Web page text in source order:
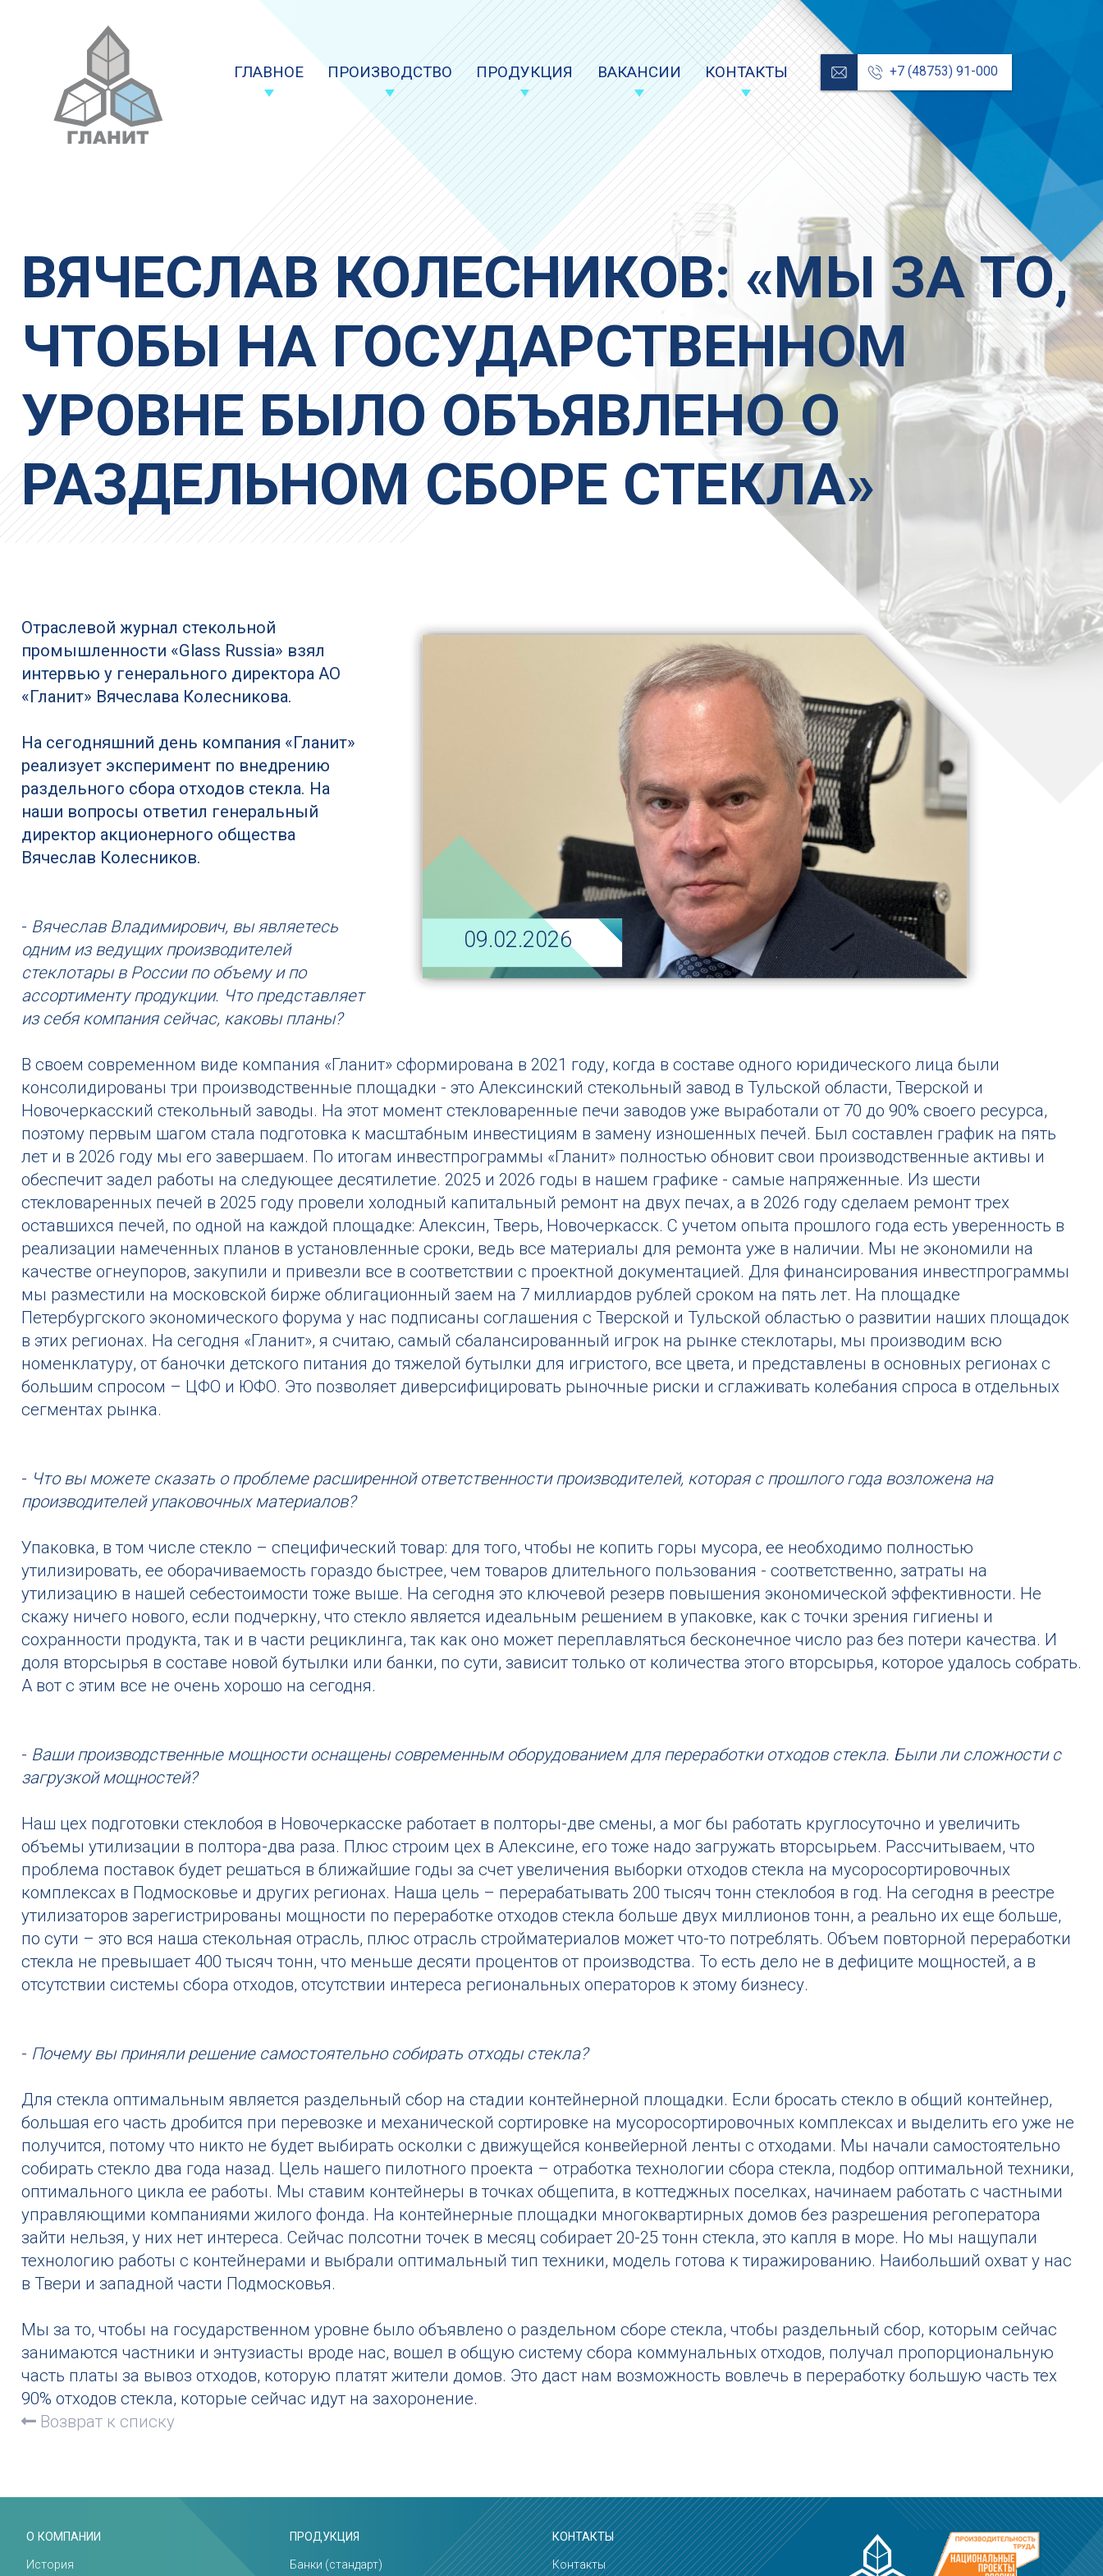
ГЛАВНОЕ ПРОИЗВОДСТВО ПРОДУКЦИЯ ВАКАНСИИ КОНТАКТЫ +7 (48753) 91-000
ВЯЧЕСЛАВ КОЛЕСНИКОВ: «МЫ ЗА ТО,
ЧТОБЫ НА ГОСУДАРСТВЕННОМ
УРОВНЕ БЫЛО ОБЪЯВЛЕНО О
РАЗДЕЛЬНОМ СБОРЕ СТЕКЛА»
09.02.2026
Отраслевой журнал стекольной
промышленности «Glass Russia» взял
интервью у генерального директора АО
«Гланит» Вячеслава Колесникова.
На сегодняшний день компания «Гланит»
реализует эксперимент по внедрению
раздельного сбора отходов стекла. На
наши вопросы ответил генеральный
директор акционерного общества
Вячеслав Колесников.
- Вячеслав Владимирович, вы являетесь
одним из ведущих производителей
стеклотары в России по объему и по
ассортименту продукции. Что представляет
из себя компания сейчас, каковы планы?
В своем современном виде компания «Гланит» сформирована в 2021 году, когда в составе одного юридического лица были
консолидированы три производственные площадки - это Алексинский стекольный завод в Тульской области, Тверской и
Новочеркасский стекольный заводы. На этот момент стекловаренные печи заводов уже выработали от 70 до 90% своего ресурса,
поэтому первым шагом стала подготовка к масштабным инвестициям в замену изношенных печей. Был составлен график на пять
лет и в 2026 году мы его завершаем. По итогам инвестпрограммы «Гланит» полностью обновит свои производственные активы и
обеспечит задел работы на следующее десятилетие. 2025 и 2026 годы в нашем графике - самые напряженные. Из шести
стекловаренных печей в 2025 году провели холодный капитальный ремонт на двух печах, а в 2026 году сделаем ремонт трех
оставшихся печей, по одной на каждой площадке: Алексин, Тверь, Новочеркасск. С учетом опыта прошлого года есть уверенность в
реализации намеченных планов в установленные сроки, ведь все материалы для ремонта уже в наличии. Мы не экономили на
качестве огнеупоров, закупили и привезли все в соответствии с проектной документацией. Для финансирования инвестпрограммы
мы разместили на московской бирже облигационный заем на 7 миллиардов рублей сроком на пять лет. На площадке
Петербургского экономического форума у нас подписаны соглашения с Тверской и Тульской областью о развитии наших площадок
в этих регионах. На сегодня «Гланит», я считаю, самый сбалансированный игрок на рынке стеклотары, мы производим всю
номенклатуру, от баночки детского питания до тяжелой бутылки для игристого, все цвета, и представлены в основных регионах с
большим спросом – ЦФО и ЮФО. Это позволяет диверсифицировать рыночные риски и сглаживать колебания спроса в отдельных
сегментах рынка.
- Что вы можете сказать о проблеме расширенной ответственности производителей, которая с прошлого года возложена на
производителей упаковочных материалов?
Упаковка, в том числе стекло – специфический товар: для того, чтобы не копить горы мусора, ее необходимо полностью
утилизировать, ее оборачиваемость гораздо быстрее, чем товаров длительного пользования - соответственно, затраты на
утилизацию в нашей себестоимости тоже выше. На сегодня это ключевой резерв повышения экономической эффективности. Не
скажу ничего нового, если подчеркну, что стекло является идеальным решением в упаковке, как с точки зрения гигиены и
сохранности продукта, так и в части рециклинга, так как оно может переплавляться бесконечное число раз без потери качества. И
доля вторсырья в составе новой бутылки или банки, по сути, зависит только от количества этого вторсырья, которое удалось собрать.
А вот с этим все не очень хорошо на сегодня.
- Ваши производственные мощности оснащены современным оборудованием для переработки отходов стекла. Были ли сложности с
загрузкой мощностей?
Наш цех подготовки стеклобоя в Новочеркасске работает в полторы-две смены, а мог бы работать круглосуточно и увеличить
объемы утилизации в полтора-два раза. Плюс строим цех в Алексине, его тоже надо загружать вторсырьем. Рассчитываем, что
проблема поставок будет решаться в ближайшие годы за счет увеличения выборки отходов стекла на мусоросортировочных
комплексах в Подмосковье и других регионах. Наша цель – перерабатывать 200 тысяч тонн стеклобоя в год. На сегодня в реестре
утилизаторов зарегистрированы мощности по переработке отходов стекла больше двух миллионов тонн, а реально их еще больше,
по сути – это вся наша стекольная отрасль, плюс отрасль стройматериалов может что-то потреблять. Объем повторной переработки
стекла не превышает 400 тысяч тонн, что меньше десяти процентов от производства. То есть дело не в дефиците мощностей, а в
отсутствии системы сбора отходов, отсутствии интереса региональных операторов к этому бизнесу.
- Почему вы приняли решение самостоятельно собирать отходы стекла?
Для стекла оптимальным является раздельный сбор на стадии контейнерной площадки. Если бросать стекло в общий контейнер,
большая его часть дробится при перевозке и механической сортировке на мусоросортировочных комплексах и выделить его уже не
получится, потому что никто не будет выбирать осколки с движущейся конвейерной ленты с отходами. Мы начали самостоятельно
собирать стекло два года назад. Цель нашего пилотного проекта – отработка технологии сбора стекла, подбор оптимальной техники,
оптимального цикла ее работы. Мы ставим контейнеры в точках общепита, в коттеджных поселках, начинаем работать с частными
управляющими компаниями жилого фонда. На контейнерные площадки многоквартирных домов без разрешения регоператора
зайти нельзя, у них нет интереса. Сейчас полсотни точек в месяц собирает 20-25 тонн стекла, это капля в море. Но мы нащупали
технологию работы с контейнерами и выбрали оптимальный тип техники, модель готова к тиражированию. Наибольший охват у нас
в Твери и западной части Подмосковья.
Мы за то, чтобы на государственном уровне было объявлено о раздельном сборе стекла, чтобы раздельный сбор, которым сейчас
занимаются частники и энтузиасты вроде нас, вошел в общую систему сбора коммунальных отходов, получал пропорциональную
часть платы за вывоз отходов, которую платят жители домов. Это даст нам возможность вовлечь в переработку большую часть тех
90% отходов стекла, которые сейчас идут на захоронение.
Возврат к списку
О КОМПАНИИ
История
ПРОДУКЦИЯ
Банки (стандарт)
КОНТАКТЫ
Контакты